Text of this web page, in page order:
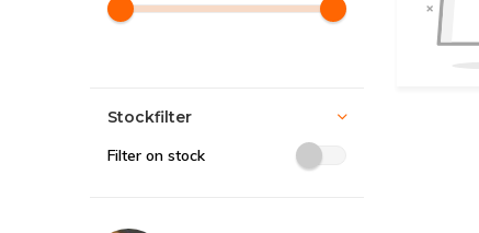
Stockfilter
Filter on stock